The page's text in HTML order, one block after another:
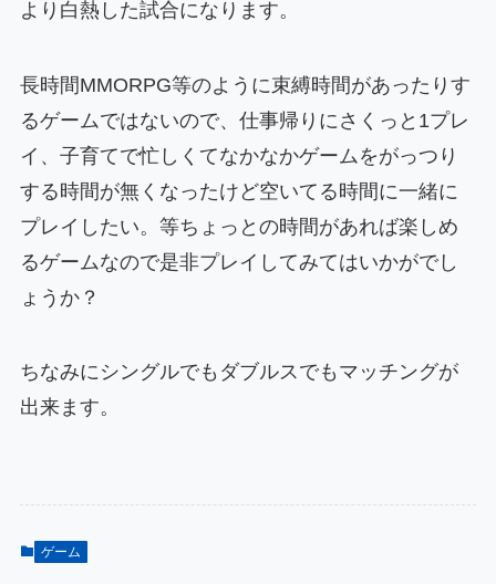
より白熱した試合になります。
長時間MMORPG等のように束縛時間があったりす
るゲームではないので、仕事帰りにさくっと1プレ
イ、子育てで忙しくてなかなかゲームをがっつり
する時間が無くなったけど空いてる時間に一緒に
プレイしたい。等ちょっとの時間があれば楽しめ
るゲームなので是非プレイしてみてはいかがでし
ょうか？
ちなみにシングルでもダブルスでもマッチングが
出来ます。
ゲーム